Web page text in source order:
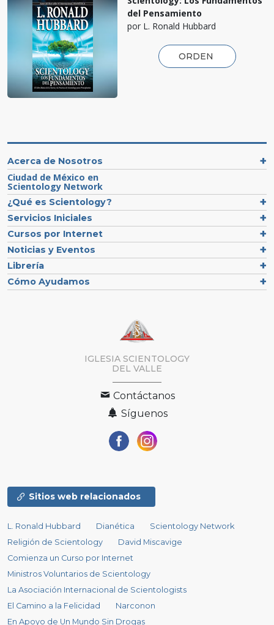
del Pensamiento
por L. Ronald Hubbard
ORDEN
Acerca de Nosotros
Ciudad de México en
Scientology Network
¿Qué es Scientology?
Servicios Iniciales
Cursos por Internet
Noticias y Eventos
Librería
Cómo Ayudamos
IGLESIA SCIENTOLOGY
DEL VALLE
Contáctanos
Síguenos
Sitios web relacionados
L. Ronald Hubbard Dianética
Scientology Network
Religión de Scientology
David Miscavige
Comienza un Curso por Internet
Ministros Voluntarios de Scientology
La Asociación Internacional de Scientologists
El Camino a la Felicidad
Narconon
En Apoyo de Un Mundo Sin Drogas